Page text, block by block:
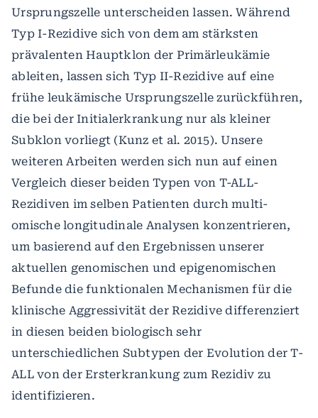
Ursprungszelle unterscheiden lassen. Während
Typ I-Rezidive sich von dem am stärksten
prävalenten Hauptklon der Primärleukämie
ableiten, lassen sich Typ II-Rezidive auf eine
frühe leukämische Ursprungszelle zurückführen,
die bei der Initialerkrankung nur als kleiner
Subklon vorliegt (Kunz et al. 2015). Unsere
weiteren Arbeiten werden sich nun auf einen
Vergleich dieser beiden Typen von T-ALL-
Rezidiven im selben Patienten durch multi-
omische longitudinale Analysen konzentrieren,
um basierend auf den Ergebnissen unserer
aktuellen genomischen und epigenomischen
Befunde die funktionalen Mechanismen für die
klinische Aggressivität der Rezidive differenziert
in diesen beiden biologisch sehr
unterschiedlichen Subtypen der Evolution der T-
ALL von der Ersterkrankung zum Rezidiv zu
identifizieren.